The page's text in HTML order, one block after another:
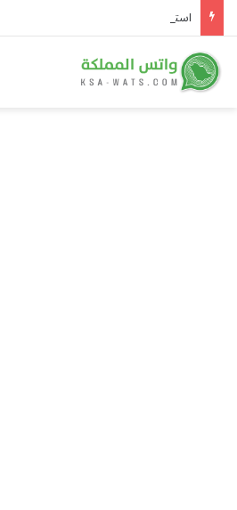
استراتيجية التحالف: سمو ولي العهد أنموذجًا